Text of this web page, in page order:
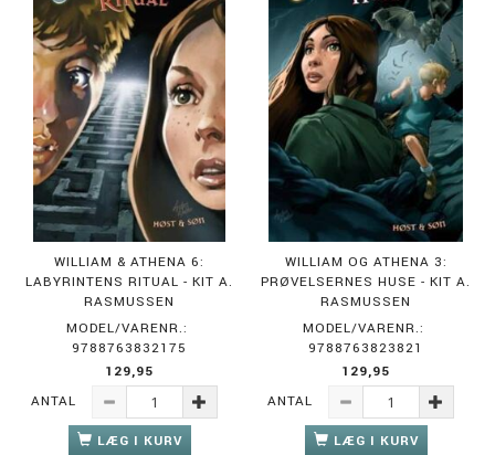
WILLIAM & ATHENA 6:
LABYRINTENS RITUAL - KIT A.
RASMUSSEN
MODEL/VARENR.:
9788763832175
129,95
ANTAL
LÆG I KURV
WILLIAM OG ATHENA 3:
PRØVELSERNES HUSE - KIT A.
RASMUSSEN
MODEL/VARENR.:
9788763823821
129,95
ANTAL
LÆG I KURV